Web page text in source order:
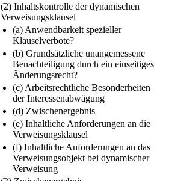
(2) Inhaltskontrolle der dynamischen
Verweisungsklausel
(a) Anwendbarkeit spezieller
Klauselverbote?
(b) Grundsätzliche unangemessene
Benachteiligung durch ein einseitiges
Änderungsrecht?
(c) Arbeitsrechtliche Besonderheiten
der Interessenabwägung
(d) Zwischenergebnis
(e) Inhaltliche Anforderungen an die
Verweisungsklausel
(f) Inhaltliche Anforderungen an das
Verweisungsobjekt bei dynamischer
Verweisung